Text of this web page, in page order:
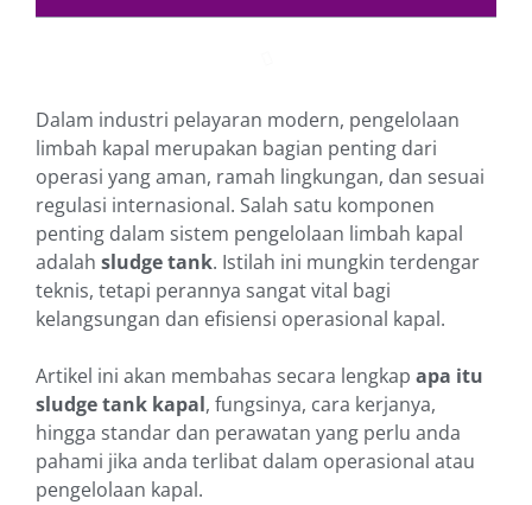
Dalam industri pelayaran modern, pengelolaan
limbah kapal merupakan bagian penting dari
operasi yang aman, ramah lingkungan, dan sesuai
regulasi internasional. Salah satu komponen
penting dalam sistem pengelolaan limbah kapal
adalah sludge tank. Istilah ini mungkin terdengar
teknis, tetapi perannya sangat vital bagi
kelangsungan dan efisiensi operasional kapal.
Artikel ini akan membahas secara lengkap apa itu
sludge tank kapal, fungsinya, cara kerjanya,
hingga standar dan perawatan yang perlu anda
pahami jika anda terlibat dalam operasional atau
pengelolaan kapal.